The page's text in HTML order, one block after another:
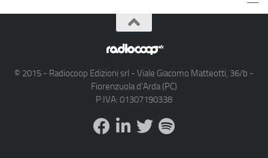
© 2015 - Radiocoop Edizioni srl - Viale Giacomo Matteotti, 36/b -
Fiorenzuola d'Arda (PC)
P.IVA: 01307190338